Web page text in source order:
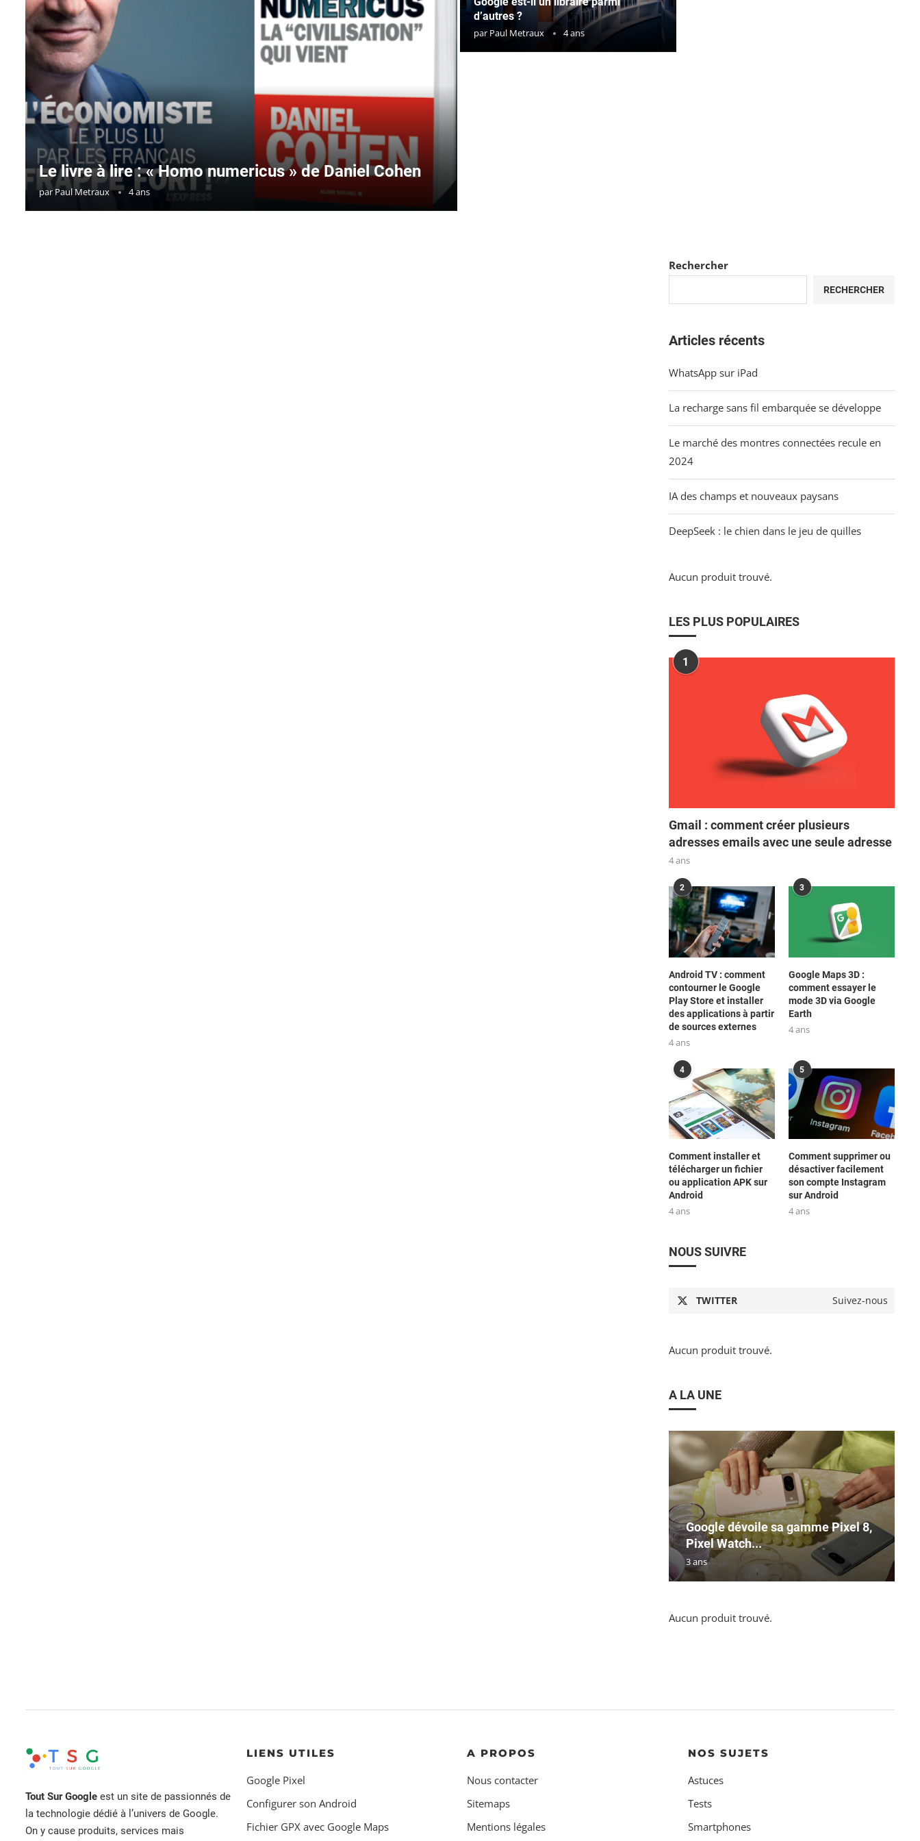
Le livre à lire : « Homo numericus » de Daniel Cohen
parPaul Metraux 4 ans
d’autres ?
par Paul Metraux 4 ans
Rechercher
RECHERCHER
Articles récents
WhatsApp sur iPad
La recharge sans fil embarquée se développe
Le marché des montres connectées recule en
2024
IA des champs et nouveaux paysans
DeepSeek : le chien dans le jeu de quilles
Aucun produit trouvé.
LES PLUS POPULAIRES
1
Gmail : comment créer plusieurs
adresses emails avec une seule adresse
4 ans
2
Android TV : comment
contourner le Google
Play Store et installer
des applications à partir
de sources externes
4 ans
3
Google Maps 3D :
comment essayer le
mode 3D via Google
Earth
4 ans
4
Comment installer et
télécharger un fichier
ou application APK sur
Android
4 ans
5
Comment supprimer ou
désactiver facilement
son compte Instagram
sur Android
4 ans
NOUS SUIVRE
TWITTER Suivez-nous
Aucun produit trouvé.
A LA UNE
Google dévoile sa gamme Pixel 8,
Pixel Watch...
3 ans
Aucun produit trouvé.
Tout Sur Google est un site de passionnés de
la technologie dédié à l’univers de Google.
On y cause produits, services mais
LIENS UTILES
Google Pixel
Configurer son Android
Fichier GPX avec Google Maps
A PROPOS
Nous contacter
Sitemaps
Mentions légales
NOS SUJETS
Astuces
Tests
Smartphones